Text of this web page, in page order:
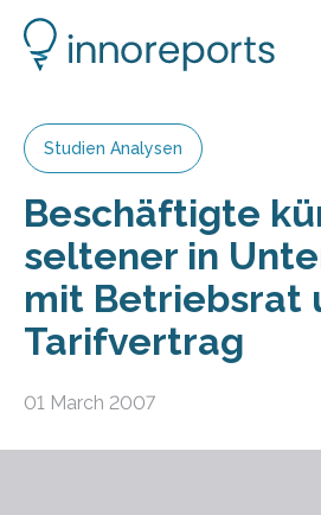
Studien Analysen
Beschäftigte
seltener in
mit Betriebsrat
Tarifvertrag
01 March 2007